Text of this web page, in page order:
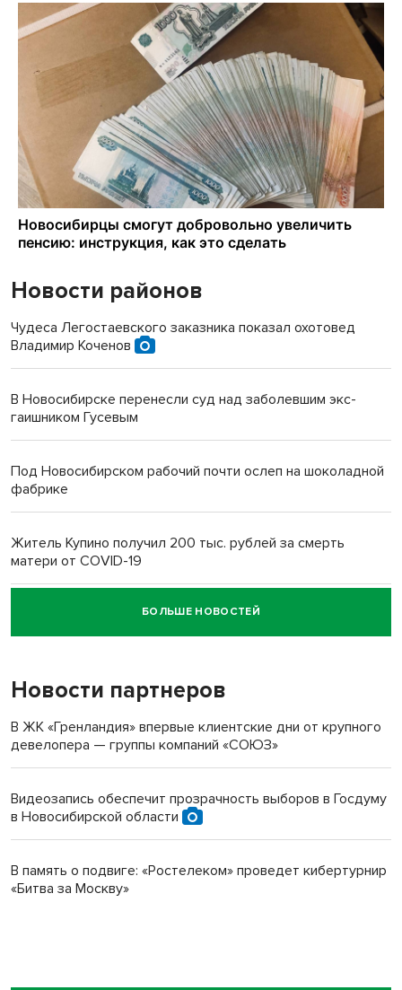
Новости районов
Чудеса Легостаевского заказника показал охотовед
Владимир Коченов
В Новосибирске перенесли суд над заболевшим экс-
гаишником Гусевым
Под Новосибирском рабочий почти ослеп на шоколадной
фабрике
Житель Купино получил 200 тыс. рублей за смерть
матери от COVID-19
Новосибирский суд наказал водителя за смерть
пенсионерки на вокзале
БОЛЬШЕ НОВОСТЕЙ
Новости партнеров
В ЖК «Гренландия» впервые клиентские дни от крупного
девелопера — группы компаний «СОЮЗ»
Видеозапись обеспечит прозрачность выборов в Госдуму
в Новосибирской области
В память о подвиге: «Ростелеком» проведет кибертурнир
«Битва за Москву»